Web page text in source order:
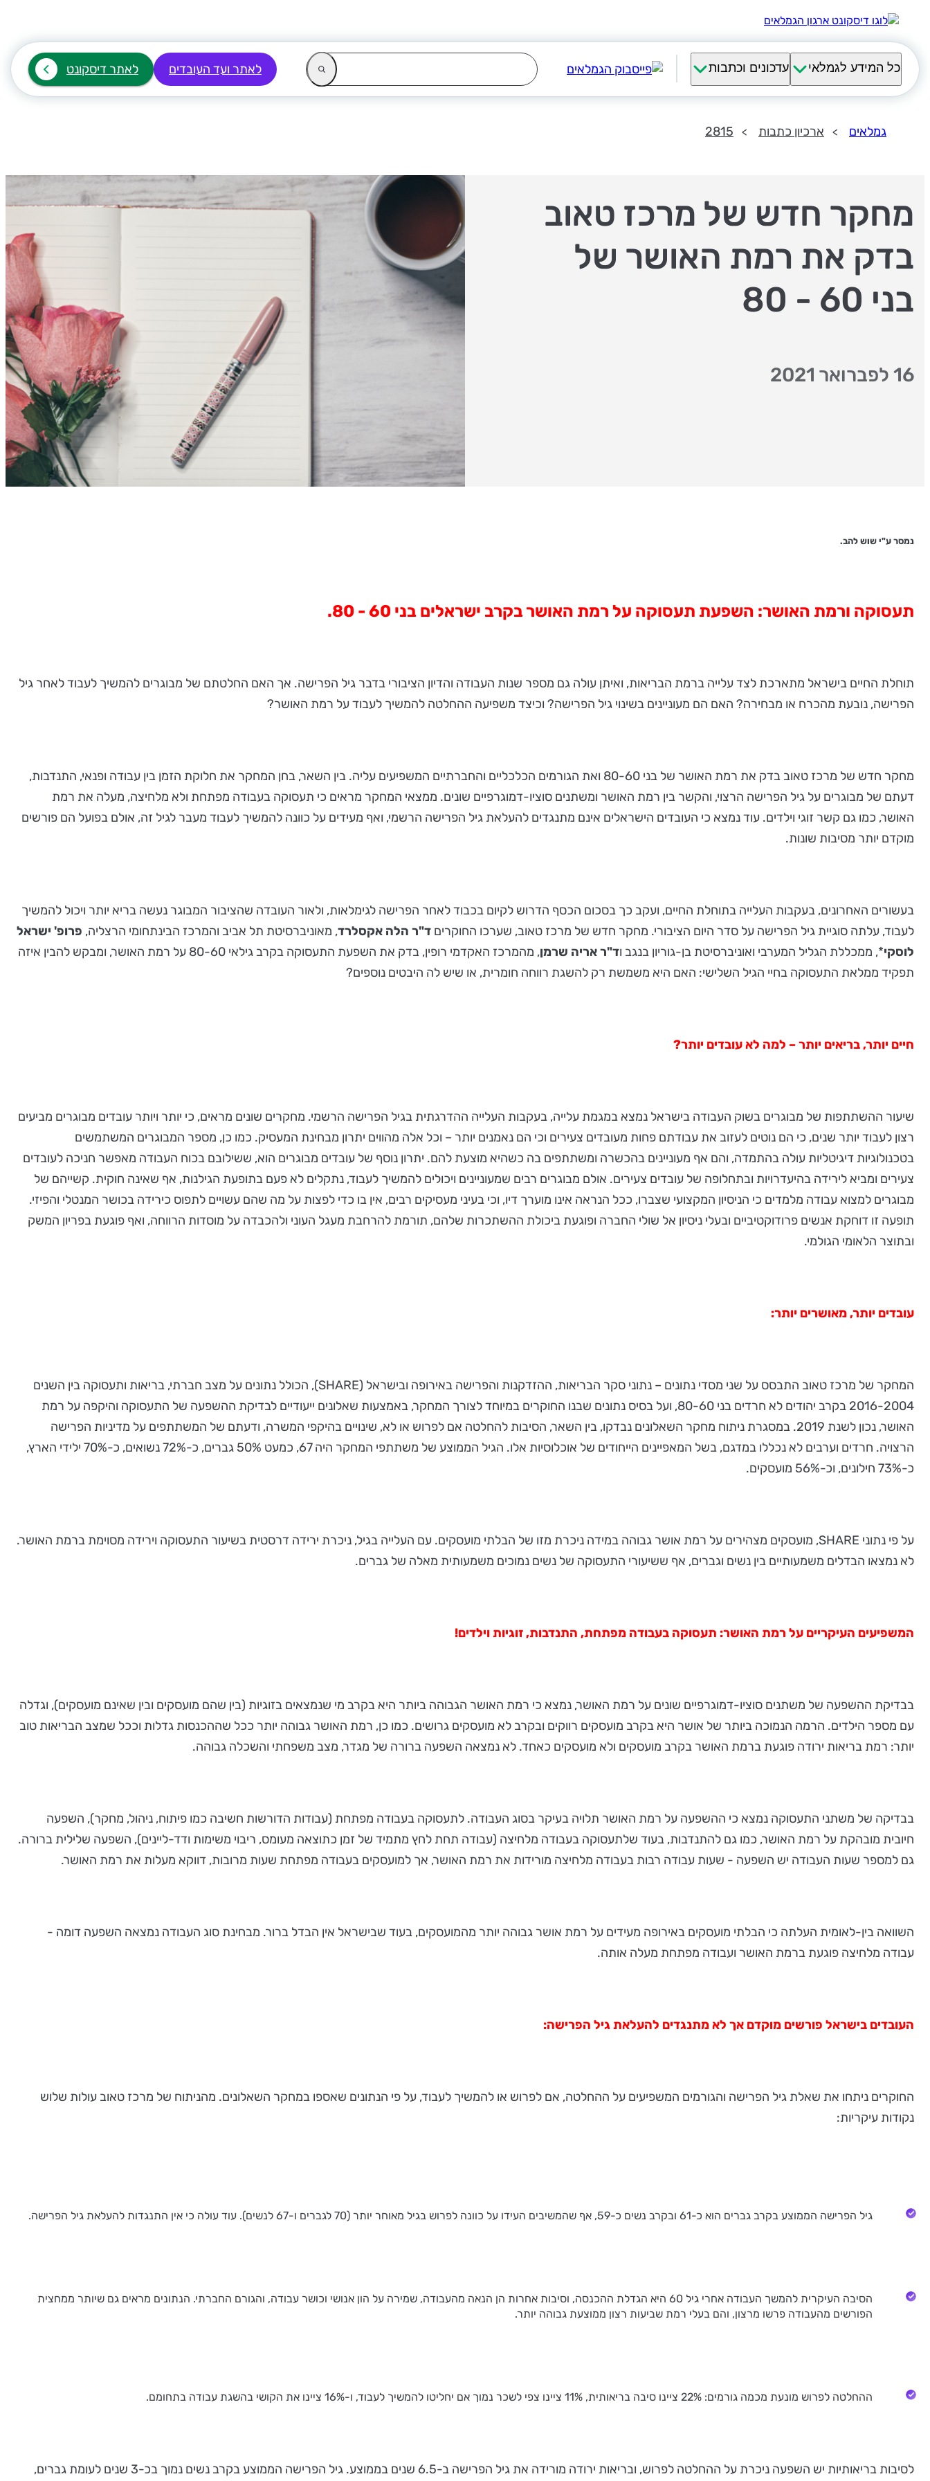
כל המידע לגמלאי עדכונים וכתבות לאתר ועד העובדים לאתר דיסקונט
גמלאים ארכיון כתבות 2815
מחקר חדש של מרכז טאוב
בדק את רמת האושר של
בני 60 - 80
16 לפברואר 2021
נמסר ע"י שוש להב.
תעסוקה ורמת האושר: השפעת תעסוקה על רמת האושר בקרב ישראלים בני 60 - 80.
תוחלת החיים בישראל מתארכת לצד עלייה ברמת הבריאות, ואיתן עולה גם מספר שנות העבודה והדיון הציבורי בדבר גיל הפרישה. אך האם החלטתם של מבוגרים להמשיך לעבוד לאחר גיל
הפרישה, נובעת מהכרח או מבחירה? האם הם מעוניינים בשינוי גיל הפרישה? וכיצד משפיעה ההחלטה להמשיך לעבוד על רמת האושר?
מחקר חדש של מרכז טאוב בדק את רמת האושר של בני 80-60 ואת הגורמים הכלכליים והחברתיים המשפיעים עליה. בין השאר, בחן המחקר את חלוקת הזמן בין עבודה ופנאי, התנדבות,
דעתם של מבוגרים על גיל הפרישה הרצוי, והקשר בין רמת האושר ומשתנים סוציו-דמוגרפיים שונים. ממצאי המחקר מראים כי תעסוקה בעבודה מפתחת ולא מלחיצה, מעלה את רמת
האושר, כמו גם קשר זוגי וילדים. עוד נמצא כי העובדים הישראלים אינם מתנגדים להעלאת גיל הפרישה הרשמי, ואף מעידים על כוונה להמשיך לעבוד מעבר לגיל זה, אולם בפועל הם פורשים
מוקדם יותר מסיבות שונות.
בעשורים האחרונים, בעקבות העלייה בתוחלת החיים, ועקב כך בסכום הכסף הדרוש לקיום בכבוד לאחר הפרישה לגימלאות, ולאור העובדה שהציבור המבוגר נעשה בריא יותר ויכול להמשיך
לעבוד, עלתה סוגיית גיל הפרישה על סדר היום הציבורי. מחקר חדש של מרכז טאוב, שערכו החוקרים ד"ר הלה אקסלרד, מאוניברסיטת תל אביב והמרכז הבינתחומי הרצליה, פרופ' ישראל
לוסקי*, ממכללת הגליל המערבי ואוניברסיטת בן-גוריון בנגב וד"ר אריה שרמן
, מהמרכז האקדמי רופין, בדק את השפעת התעסוקה בקרב גילאי 80-60 על רמת האושר, ומבקש להבין איזה
תפקיד ממלאת התעסוקה בחיי הגיל השלישי: האם היא משמשת רק להשגת רווחה חומרית, או שיש לה היבטים נוספים?
חיים יותר, בריאים יותר – למה לא עובדים יותר?
שיעור ההשתתפות של מבוגרים בשוק העבודה בישראל נמצא במגמת עלייה, בעקבות העלייה ההדרגתית בגיל הפרישה הרשמי. מחקרים שונים מראים, כי יותר ויותר עובדים מבוגרים מביעים
רצון לעבוד יותר שנים, כי הם נוטים לעזוב את עבודתם פחות מעובדים צעירים וכי הם נאמנים יותר – וכל אלה מהווים יתרון מבחינת המעסיק. כמו כן, מספר המבוגרים המשתמשים
בטכנולוגיות דיגיטליות עולה בהתמדה, והם אף מעוניינים בהכשרה ומשתתפים בה כשהיא מוצעת להם. יתרון נוסף של עובדים מבוגרים הוא, ששילובם בכוח העבודה מאפשר חניכה לעובדים
צעירים ומביא לירידה בהיעדרויות ובתחלופה של עובדים צעירים. אולם מבוגרים רבים שמעוניינים ויכולים להמשיך לעבוד, נתקלים לא פעם בתופעת הגילנות, אף שאינה חוקית. קשייהם של
מבוגרים למצוא עבודה מלמדים כי הניסיון המקצועי שצברו, ככל הנראה אינו מוערך דיו, וכי בעיני מעסיקים רבים, אין בו כדי לפצות על מה שהם עשויים לתפוס כירידה בכושר המנטלי והפיזי.
תופעה זו דוחקת אנשים פרודוקטיביים ובעלי ניסיון אל שולי החברה ופוגעת ביכולת ההשתכרות שלהם, תורמת להרחבת מעגל העוני ולהכבדה על מוסדות הרווחה, ואף פוגעת בפריון המשק
ובתוצר הלאומי הגולמי.
עובדים יותר, מאושרים יותר:
המחקר של מרכז טאוב התבסס על שני מסדי נתונים – נתוני סקר הבריאות, ההזדקנות והפרישה באירופה ובישראל (SHARE), הכולל נתונים על מצב חברתי, בריאות ותעסוקה בין השנים
2016-2004 בקרב יהודים לא חרדים בני 80-60, ועל בסיס נתונים שבנו החוקרים במיוחד לצורך המחקר, באמצעות שאלונים ייעודיים לבדיקת ההשפעה של התעסוקה והיקפה על רמת
האושר, נכון לשנת 2019. במסגרת ניתוח מחקר השאלונים נבדקו, בין השאר, הסיבות להחלטה אם לפרוש או לא, שינויים בהיקפי המשרה, ודעתם של המשתתפים על מדיניות הפרישה
הרצויה. חרדים וערבים לא נכללו במדגם, בשל המאפיינים הייחודים של אוכלוסיות אלו. הגיל הממוצע של משתתפי המחקר היה 67, כמעט 50% גברים, כ-72% נשואים, כ-70% ילידי הארץ,
כ-73% חילונים, וכ-56% מועסקים.
על פי נתוני SHARE, מועסקים מצהירים על רמת אושר גבוהה במידה ניכרת מזו של הבלתי מועסקים. עם העלייה בגיל, ניכרת ירידה דרסטית בשיעור התעסוקה וירידה מסוימת ברמת האושר.
לא נמצאו הבדלים משמעותיים בין נשים וגברים, אף ששיעורי התעסוקה של נשים נמוכים משמעותית מאלה של גברים.
המשפיעים העיקריים על רמת האושר: תעסוקה בעבודה מפתחת, התנדבות, זוגיות וילדים!
בבדיקת ההשפעה של משתנים סוציו-דמוגרפיים שונים על רמת האושר, נמצא כי רמת האושר הגבוהה ביותר היא בקרב מי שנמצאים בזוגיות (בין שהם מועסקים ובין שאינם מועסקים), וגדלה
עם מספר הילדים. הרמה הנמוכה ביותר של אושר היא בקרב מועסקים רווקים ובקרב לא מועסקים גרושים. כמו כן, רמת האושר גבוהה יותר ככל שההכנסות גדלות וככל שמצב הבריאות טוב
יותר: רמת בריאות ירודה פוגעת ברמת האושר בקרב מועסקים ולא מועסקים כאחד. לא נמצאה השפעה ברורה של מגדר, מצב משפחתי והשכלה גבוהה.
בבדיקה של משתני התעסוקה נמצא כי ההשפעה על רמת האושר תלויה בעיקר בסוג העבודה. לתעסוקה בעבודה מפתחת (עבודות הדורשות חשיבה כמו פיתוח, ניהול, מחקר), השפעה
חיובית מובהקת על רמת האושר, כמו גם להתנדבות, בעוד שלתעסוקה בעבודה מלחיצה (עבודה תחת לחץ מתמיד של זמן כתוצאה מעומס, ריבוי משימות ודד-ליינים), השפעה שלילית ברורה.
גם למספר שעות העבודה יש השפעה - שעות עבודה רבות בעבודה מלחיצה מורידות את רמת האושר, אך למועסקים בעבודה מפתחת שעות מרובות, דווקא מעלות את רמת האושר.
השוואה בין-לאומית העלתה כי הבלתי מועסקים באירופה מעידים על רמת אושר גבוהה יותר מהמועסקים, בעוד שבישראל אין הבדל ברור. מבחינת סוג העבודה נמצאה השפעה דומה -
עבודה מלחיצה פוגעת ברמת האושר ועבודה מפתחת מעלה אותה.
העובדים בישראל פורשים מוקדם אך לא מתנגדים להעלאת גיל הפרישה:
החוקרים ניתחו את שאלת גיל הפרישה והגורמים המשפיעים על ההחלטה, אם לפרוש או להמשיך לעבוד, על פי הנתונים שאספו במחקר השאלונים. מהניתוח של מרכז טאוב עולות שלוש
נקודות עיקריות:
גיל הפרישה הממוצע בקרב גברים הוא כ-61 ובקרב נשים כ-59, אף שהמשיבים העידו על כוונה לפרוש בגיל מאוחר יותר (70 לגברים ו-67 לנשים). עוד עולה כי אין התנגדות להעלאת גיל הפרישה.
הסיבה העיקרית להמשך העבודה אחרי גיל 60 היא הגדלת ההכנסה, וסיבות אחרות הן הנאה מהעבודה, שמירה על הון אנושי וכושר עבודה, והגורם החברתי. הנתונים מראים גם שיותר ממחצית
הפורשים מהעבודה פרשו מרצון, והם בעלי רמת שביעות רצון ממוצעת גבוהה יותר.
ההחלטה לפרוש מונעת מכמה גורמים: 22% ציינו סיבה בריאותית, 11% ציינו צפי לשכר נמוך אם יחליטו להמשיך לעבוד, ו-16% ציינו את הקושי בהשגת עבודה בתחומם.
לסיבות בריאותיות יש השפעה ניכרת על ההחלטה לפרוש, ובריאות ירודה מורידה את גיל הפרישה ב-6.5 שנים בממוצע. גיל הפרישה הממוצע בקרב נשים נמוך בכ-3 שנים לעומת גברים,